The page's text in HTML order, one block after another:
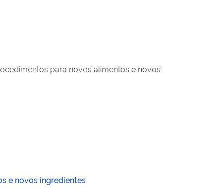
para novos alimentos e novos
e novos ingredientes